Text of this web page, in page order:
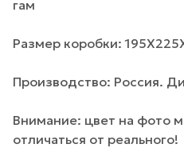
гам
Размер коробки:
Производство: Россия.
Внимание: цвет на фото
отличаться от реального!